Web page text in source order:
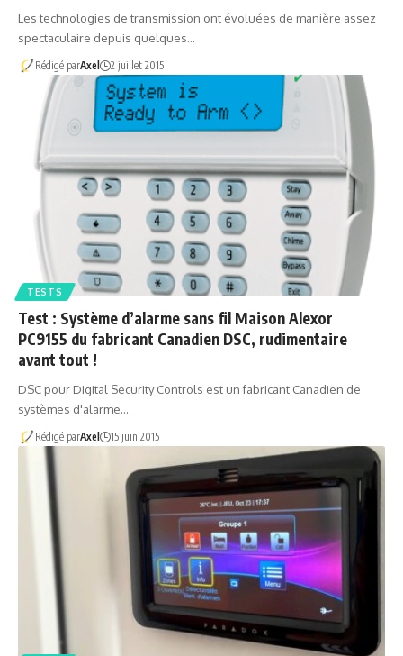
Les technologies de transmission ont évoluées de manière assez
spectaculaire depuis quelques…
Rédigé parAxel 2 juillet 2015
TESTS
Test : Système d’alarme sans fil Maison Alexor
PC9155 du fabricant Canadien DSC, rudimentaire
avant tout !
DSC pour Digital Security Controls est un fabricant Canadien de
systèmes d'alarme.…
Rédigé parAxel 15 juin 2015